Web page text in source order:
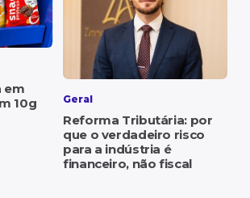
em
10g
Geral
Reforma Tributária: por
que o verdadeiro risco
para a indústria é
financeiro, não fiscal